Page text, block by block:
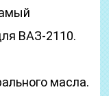
ВАЗ-2110.
масла.